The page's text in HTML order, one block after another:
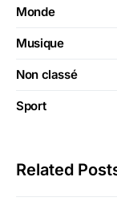
Monde
Musique
Non classé
Sport
Related